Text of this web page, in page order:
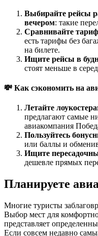
Выбирайте рейсы
вечером: такие
Сравнивайте
есть тарифы без
на билете.
Ищите рейсы в
стоят меньше в
💸 Как сэкономить на
Летайте
предлагают самые
авиакомпания
Пользуйтесь
или баллы и
Ищите
дешевле прямых
Планируете
Многие туристы
Выбор мест для
представляет
Если совсем недавно